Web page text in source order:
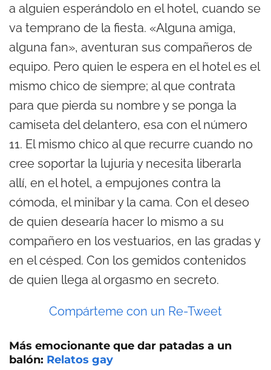
a alguien esperándolo en el hotel, cuando se
va temprano de la fiesta. «Alguna amiga,
alguna fan», aventuran sus compañeros de
equipo. Pero quien le espera en el hotel es el
mismo chico de siempre; al que contrata
para que pierda su nombre y se ponga la
camiseta del delantero, esa con el número
11. El mismo chico al que recurre cuando no
cree soportar la lujuria y necesita liberarla
allí, en el hotel, a empujones contra la
cómoda, el minibar y la cama. Con el deseo
de quien desearía hacer lo mismo a su
compañero en los vestuarios, en las gradas y
en el césped. Con los gemidos contenidos
de quien llega al orgasmo en secreto.
Compárteme con un Re-Tweet
Más emocionante que dar patadas a un
balón: Relatos gay